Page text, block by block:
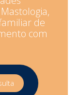
de
com